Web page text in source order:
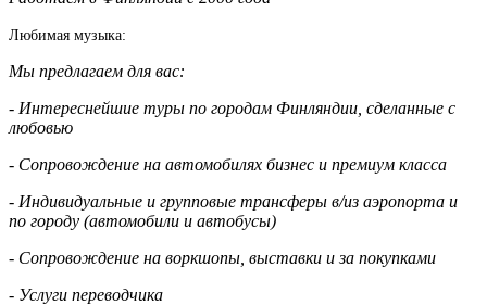
Любимая музыка:
Мы предлагаем для вас:
- Интереснейшие туры по городам Финляндии, сделанные с
любовью
- Сопровождение на автомобилях бизнес и премиум класса
- Индивидуальные и групповые трансферы в/из аэропорта и
по городу (автомобили и автобусы)
- Сопровождение на воркшопы, выставки и за покупками
- Услуги переводчика